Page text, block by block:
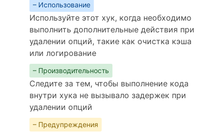
– Использование
Используйте этот хук, когда необходимо
выполнить дополнительные действия при
удалении опций, такие как очистка кэша
или логирование
– Производительность
Следите за тем, чтобы выполнение кода
внутри хука не вызывало задержек при
удалении опций
– Предупреждения